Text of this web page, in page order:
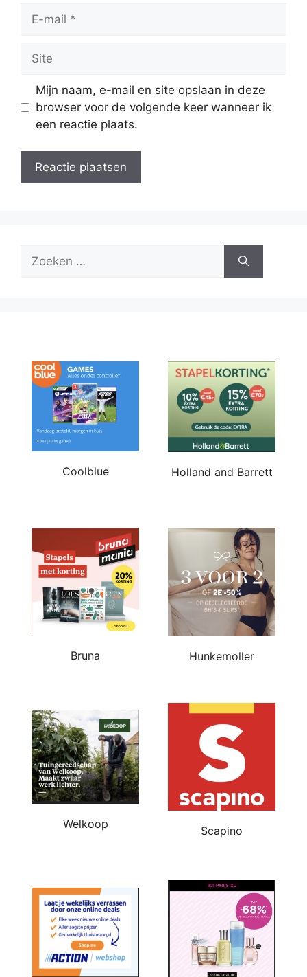
Site
Mijn naam, e-mail en site opslaan in deze
browser voor de volgende keer wanneer ik
een reactie plaats.
naar:
Coolblue Holland and Barrett
Bruna Hunkemoller
Welkoop
Scapino